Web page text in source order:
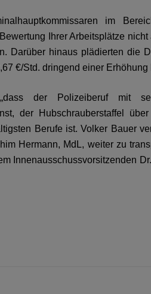
im
Ihrer Arbeitsplätze
Darüber hinaus plädierten die
€/Std. dringend einer Erhöhung
der Polizeiberuf mit
der Hubschrauberstaffel
Berufe ist. Volker Bauer
Hermann, MdL, weiter zu
Innenausschussvorsitzenden